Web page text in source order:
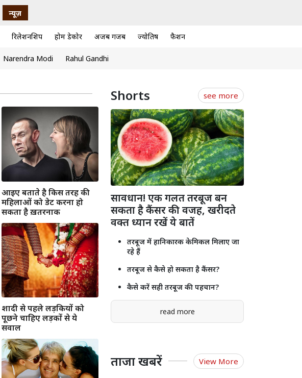
न्यूज़
रिलेशनशिप होम डेकोर अजब गजब ज्योतिष फैशन
Narendra Modi Rahul Gandhi
आइए बताते है किस तरह की
महिलाओं को डेट करना हो
सकता है ख़तरनाक
शादी से पहले लड़कियों को
पूछने चाहिए लड़कों से ये
सवाल
Shorts see more
सावधान! एक गलत तरबूज बन
सकता है कैंसर की वजह, खरीदते
वक्त ध्यान रखें ये बातें
तरबूज में हानिकारक केमिकल मिलाए जा
रहे हैं
तरबूज से कैसे हो सकता है कैंसर?
कैसे करें सही तरबूज की पहचान?
read more
ताजा खबरें View More